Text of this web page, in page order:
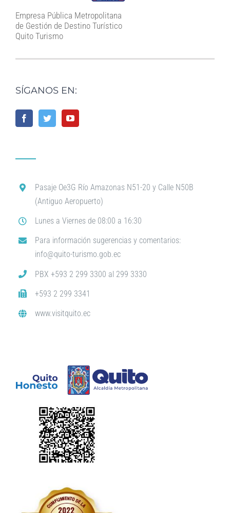
Empresa Pública Metropolitana
de Gestión de Destino Turístico
Quito Turismo
SÍGANOS EN:
Pasaje Oe3G Río Amazonas N51-20 y Calle N50B
(Antiguo Aeropuerto)
Lunes a Viernes de 08:00 a 16:30
Para información sugerencias y comentarios:
info@quito-turismo.gob.ec
PBX +593 2 299 3300 al 299 3330
+593 2 299 3341
www.visitquito.ec